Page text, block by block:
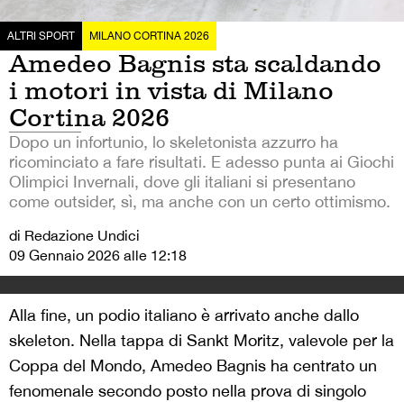
ALTRI SPORT MILANO CORTINA 2026
Amedeo Bagnis sta scaldando
i motori in vista di Milano
Cortina 2026
Dopo un infortunio, lo skeletonista azzurro ha
ricominciato a fare risultati. E adesso punta ai Giochi
Olimpici Invernali, dove gli italiani si presentano
come outsider, sì, ma anche con un certo ottimismo.
di Redazione Undici
09 Gennaio 2026 alle 12:18
Alla fine, un podio italiano è arrivato anche dallo
skeleton. Nella tappa di Sankt Moritz, valevole per la
Coppa del Mondo, Amedeo Bagnis ha centrato un
fenomenale secondo posto nella prova di singolo